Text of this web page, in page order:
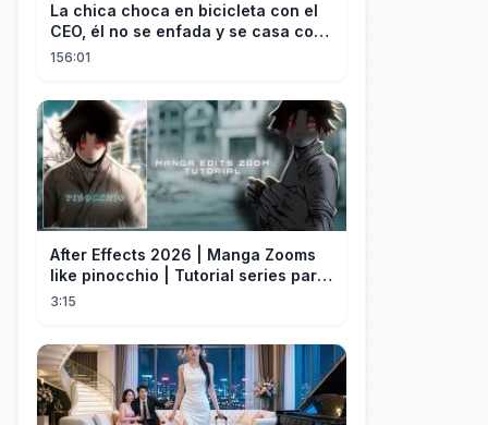
La chica choca en bicicleta con el
CEO, él no se enfada y se casa con
ella enseguida!
156:01
After Effects 2026 | Manga Zooms
like pinocchio | Tutorial series part
4
3:15